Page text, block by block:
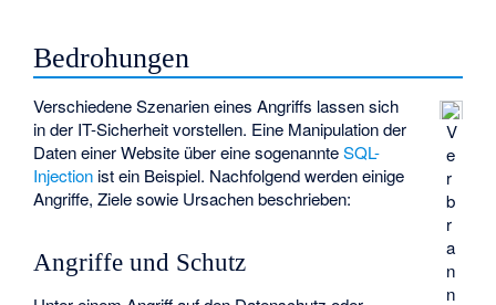
Bedrohungen
V
e
r
b
r
a
n
n
Verschiedene Szenarien eines Angriffs lassen sich
in der IT-Sicherheit vorstellen. Eine Manipulation der
Daten einer Website über eine sogenannteSQL-
Injection ist ein Beispiel. Nachfolgend werden einige
Angriffe, Ziele sowie Ursachen beschrieben:
Angriffe und Schutz